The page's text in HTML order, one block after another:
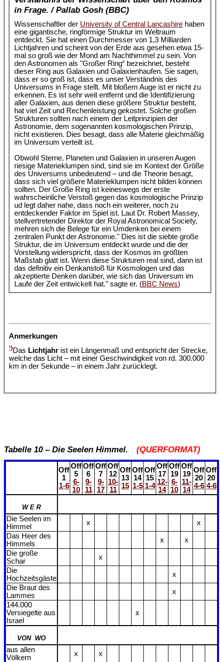
in Frage. / Pallab Gosh (BBC)
Wissenschaftler der University of Central Lancashirehaben
eine gigantische, ringförmige Struktur im Weltraum
entdeckt. Sie hat einen Durchmesser von 1,3 Milliarden
Lichtjahren und scheint von der Erde aus gesehen etwa 15-
mal so groß wie der Mond am Nachthimmel zu sein. Von
den Astronomen als "Großer Ring“ bezeichnet, besteht
dieser Ring aus Galaxien und Galaxienhaufen. Sie sagen,
dass er so groß ist, dass es unser Verständnis des
Universums in Frage stellt. Mit bloßem Auge ist er nicht zu
erkennen. Es ist sehr weit entfernt und die Identifizierung
aller Galaxien, aus denen diese größere Struktur besteht,
hat viel Zeit und Rechenleistung gekostet. Solche großen
Strukturen sollten nach einem der Leitprinzipien der
Astronomie, dem sogenannten kosmologischen Prinzip,
nicht existieren. Dies besagt, dass alle Materie gleichmäßig
im Universum verteilt ist.
Obwohl Sterne, Planeten und Galaxien in unseren Augen
riesige Materieklumpen sind, sind sie im Kontext der Größe
des Universums unbedeutend – und die Theorie besagt,
dass sich viel größere Materieklumpen nicht bilden können
sollten. Der Große Ring ist keineswegs der erste
wahrscheinliche Verstoß gegen das kosmologische Prinzip
ud legt daher nahe, dass noch ein weiterer, noch zu
entdeckender Faktor im Spiel ist. Laut Dr. Robert Massey,
stellvertretender Direktor der Royal Astronomical Society,
mehren sich die Belege für ein Umdenken bei einem
zentralen Punkt der Astronomie." Dies ist die siebte große
Struktur, die im Universum entdeckt wurde und die der
Vorstellung widerspricht, dass der Kosmos im größten
Maßstab glatt ist. Wenn diese Strukturen real sind, dann ist
das definitiv ein Denkanstoß für Kosmologen und das
akzeptierte Denken darüber, wie sich das Universum im
Laufe der Zeit entwickelt hat." sagte er. (BBC News)
Anmerkungen
¹)Das Lichtjahr ist ein Längenmaß und entspricht der Strecke,
welche das Licht – mit einer Geschwindigkeit von rd. 300.000
km in der Sekunde – in einem Jahr zurücklegt.
Tabelle 10 – Die Seelen Himmel. (QUERFORMAT)
Off
1
1-6
Off
5
6-
10
Off
6
9-
11
Off
7
9-
17
Off
12
10-
11
Off
13
15
Off
14
1-5
Off
15
1-4
Off
17
12-
14
Off
19
6-
10
Off
19
11-
14
Off
20
4-6
Off
20
4-6
W E R
Die Seelen im
Himmel
x
x
Das Heer des
Himmels
x
x
Die große
Schar
x
Die
Hochzeitsgäste
x
Die Braut des
Lammes
x
144.000
Versiegelte aus
Israel
x
VON WO
aus allen
Völkern
x
x